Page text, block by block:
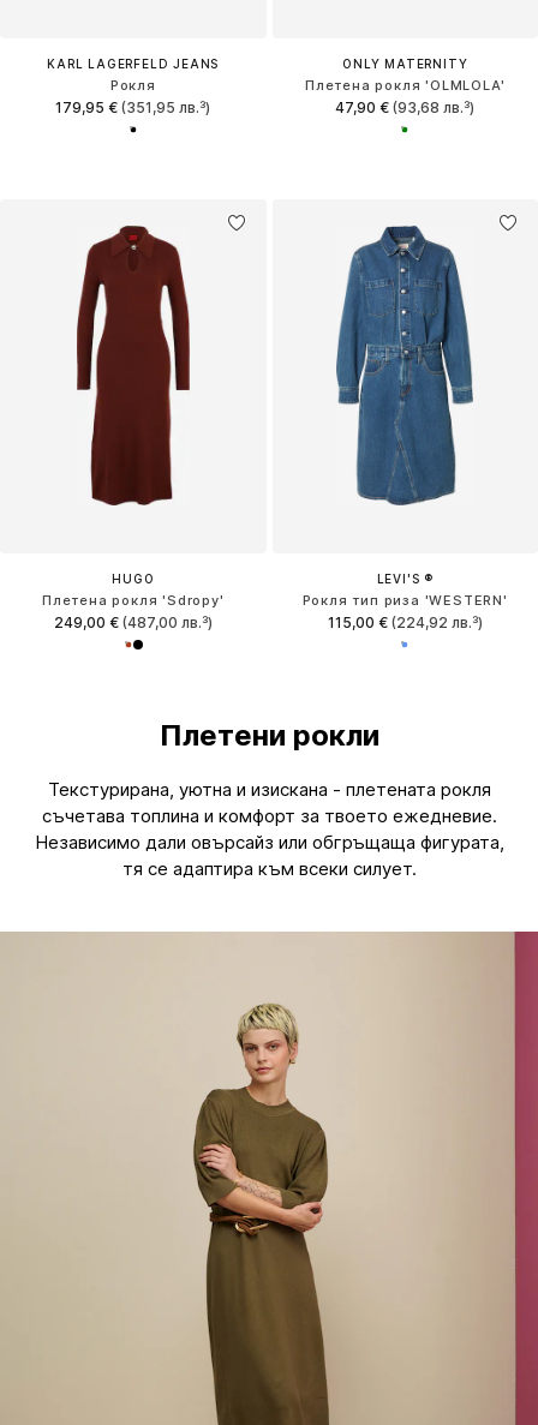
KARL LAGERFELD JEANS
Рокля
179,95 € (351,95 лв.³)
ONLY MATERNITY
Плетена рокля 'OLMLOLA'
47,90 € (93,68 лв.³)
HUGO
Плетена рокля 'Sdropy'
249,00 €(487,00 лв.³)
LEVI'S ®
Рокля тип риза 'WESTERN'
115,00 €(224,92 лв.³)
Плетени рокли
Текстурирана, уютна и изискана - плетената рокля
съчетава топлина и комфорт за твоето ежедневие.
Независимо дали овърсайз или обгръщаща фигурата,
тя се адаптира към всеки силует.